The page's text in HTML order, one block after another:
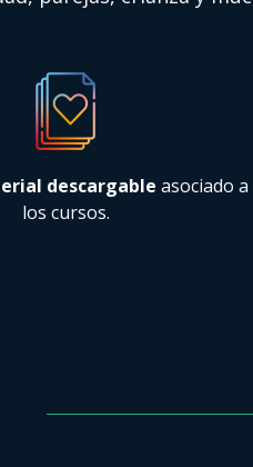
descargable asociado a
los cursos.